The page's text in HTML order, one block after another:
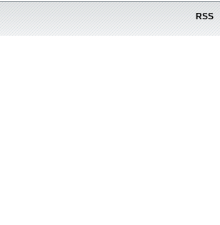
RSS